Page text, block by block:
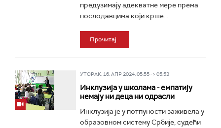
предузимају адекватне мере према
послодавцима који крше...
Прочитај
УТОРАК, 16. АПР 2024, 05:55 -> 05:53
Инклузија у школама - емпатију
немају ни деца ни одрасли
Инклузија је у потпуности заживела у
образовном систему Србије, судећи